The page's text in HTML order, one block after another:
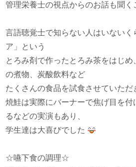
管理栄養士の視点からのお話も聞く
言語聴覚士で知らない人はいないく
ア」という
とろみ剤で作ったとろみ茶をはじ
の煮物、炭酸飲料など
たくさんの食品を試食させていただ
焼鮭は実際にバーナーで焦げ目を付
るなどの実演もあり、
学生達は大喜びでした
☆嚥下食の調理☆